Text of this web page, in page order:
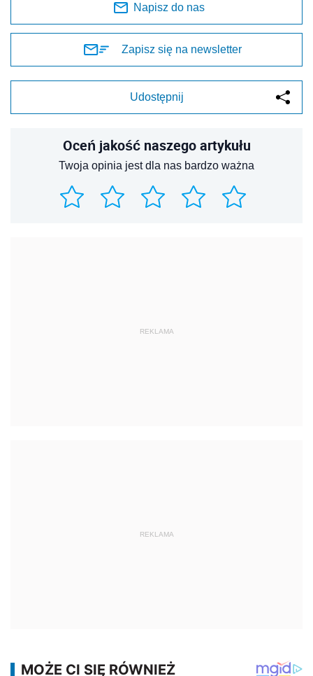
Napisz do nas
Zapisz się na newsletter
Udostępnij
Oceń jakość naszego artykułu
Twoja opinia jest dla nas bardzo ważna
REKLAMA
REKLAMA